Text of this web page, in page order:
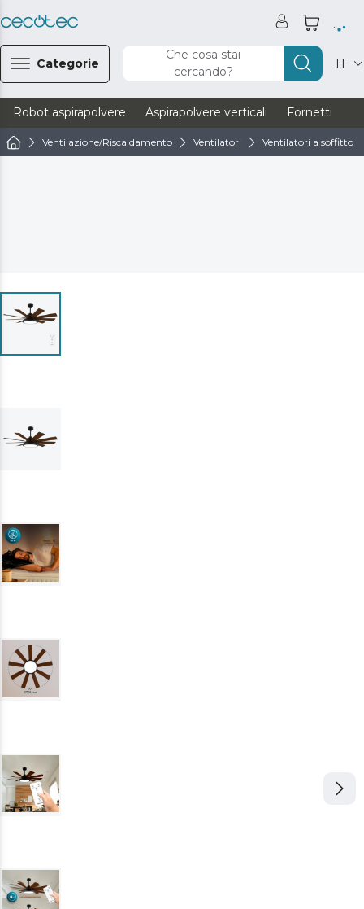
Categorie
Che cosa stai
cercando?
IT
Robot aspirapolvere Aspirapolvere verticali Fornetti
Ventilazione/Riscaldamento Ventilatori Ventilatori a soffitto